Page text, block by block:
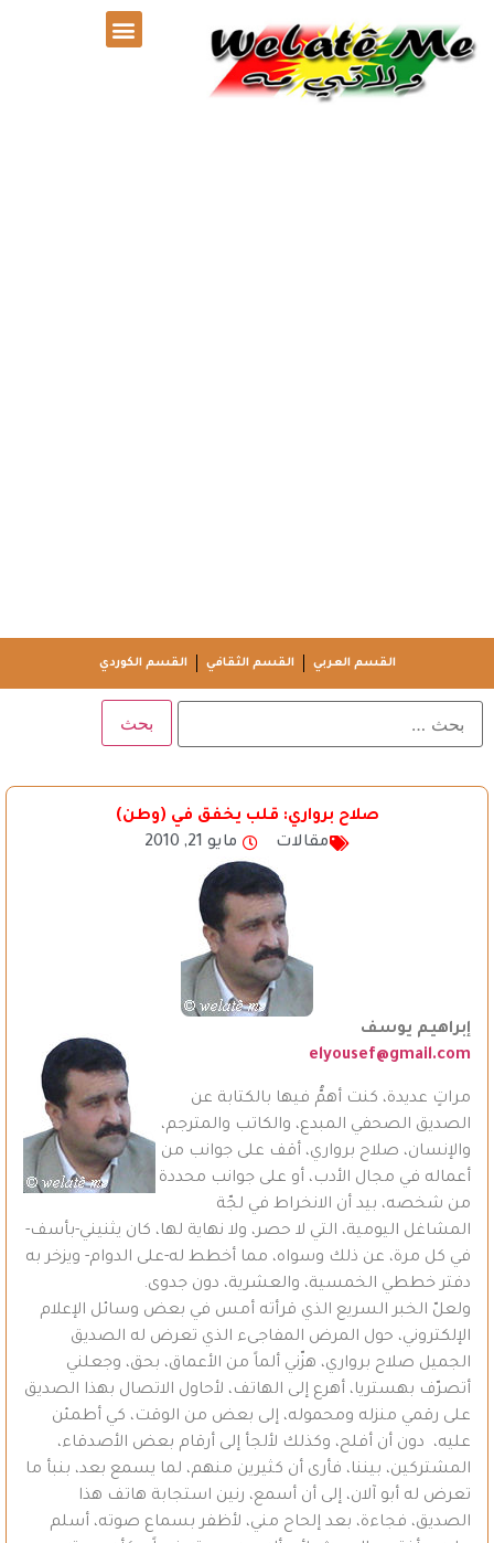
القسم العربي القسم الثقافي القسم الكوردي
صلاح برواري: قلب يخفق في (وطن)
مقالات
مايو 21, 2010
إبراهيم يوسف
elyousef@gmail.com
مراتٍ عديدة، كنت أهمُّ فيها بالكتابة عن
الصديق الصحفي المبدع، والكاتب والمترجم،
والإنسان، صلاح برواري، أقف على جوانب من
أعماله في مجال الأدب، أو على جوانب محددة
من شخصه، بيد أن الانخراط في لجّة
المشاغل اليومية، التي لا حصر، ولا نهاية لها، كان يثنيني-بأسف-
في كل مرة، عن ذلك وسواه، مما أخطط له-على الدوام- ويزخر به
دفتر خططي الخمسية، والعشرية، دون جدوى.
ولعلّ الخبر السريع الذي قرأته أمس في بعض وسائل الإعلام
الإلكتروني، حول المرض المفاجىء الذي تعرض له الصديق
الجميل صلاح برواري، هزّني ألماً من الأعماق، بحق، وجعلني
أتصرّف بهستريا، أهرع إلى الهاتف، لأحاول الاتصال بهذا الصديق
على رقمي منزله ومحموله، إلى بعض من الوقت، كي أطمئن
عليه، دون أن أفلح، وكذلك لألجأ إلى أرقام بعض الأصدقاء،
المشتركين، بيننا، فأرى أن كثيرين منهم، لما يسمع بعد، بنبأ ما
تعرض له أبو آلان، إلى أن أسمع، رنين استجابة هاتف هذا
الصديق، فجاءة، بعد إلحاح مني، لأظفر بسماع صوته، أسلم